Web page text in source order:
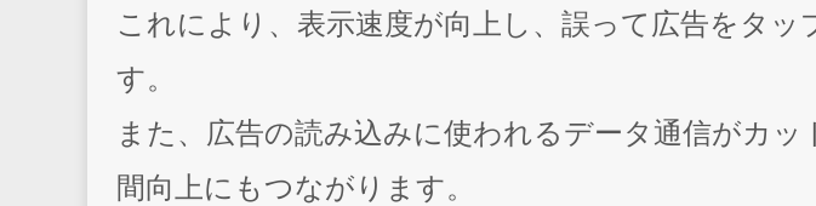
これにより、表示速度が向上し、誤って広告をタ
す。
また、広告の読み込みに使われるデータ通信がカ
間向上にもつながります。